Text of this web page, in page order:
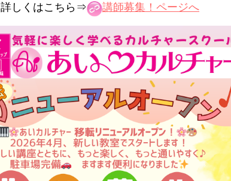
詳しくはこちら⇒ 講師募集！ページへ